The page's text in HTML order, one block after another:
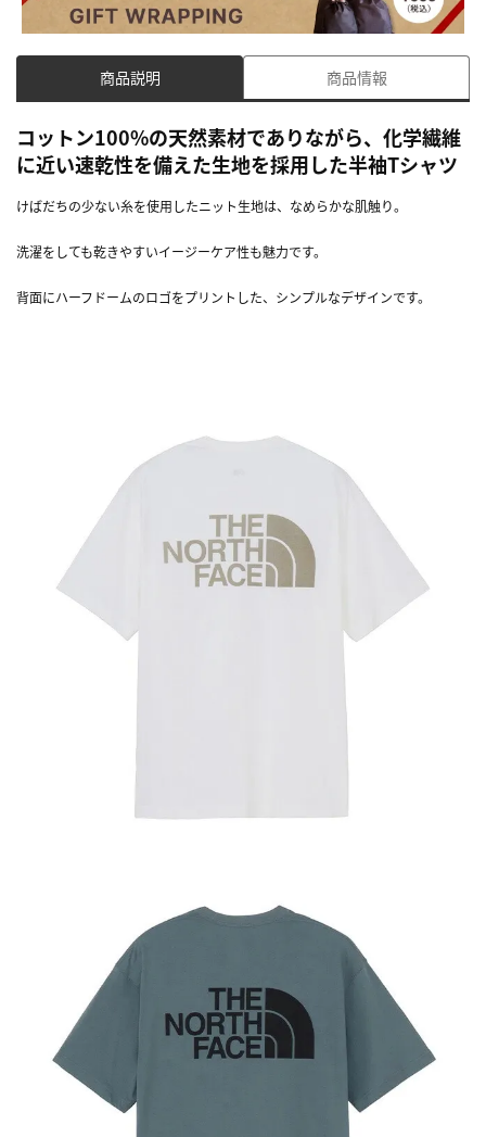
商品説明 商品情報
コットン100%の天然素材でありながら、化学繊維
に近い速乾性を備えた生地を採用した半袖Tシャツ
けばだちの少ない糸を使用したニット生地は、なめらかな肌触り。
洗濯をしても乾きやすいイージーケア性も魅力です。
背面にハーフドームのロゴをプリントした、シンプルなデザインです。